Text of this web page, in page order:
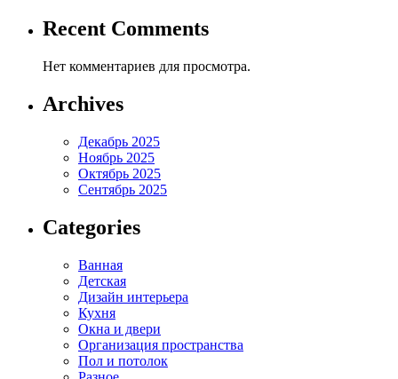
Recent Comments
Нет комментариев для просмотра.
Archives
Декабрь 2025
Ноябрь 2025
Октябрь 2025
Сентябрь 2025
Categories
Ванная
Детская
Дизайн интерьера
Кухня
Окна и двери
Организация пространства
Пол и потолок